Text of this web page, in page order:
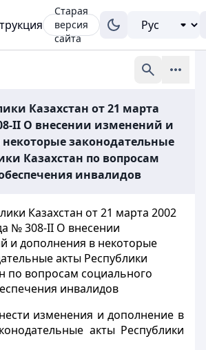
Старая
версия
сайта
Казахстан от 21 марта
II О внесении изменений и
законодательные
Казахстан по вопросам
инвалидов
Казахстан от 21 марта 2002
№ 308-II О внесении
и дополнения в некоторые
акты Республики
по вопросам социального
инвалидов
изменения и дополнение в
акты Республики